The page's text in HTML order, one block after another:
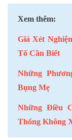
Xem thêm:
Giá Xét
Tố Cần Biết
Những
Bụng Mẹ
Những Điều
Thống Không